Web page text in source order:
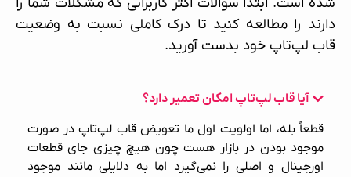
دارند را مطالعه کنید تا درک کاملی نسبت به وضعیت
قاب لپ‌تاپ خود بدست آورید.
آیا قاب لپ‌تاپ امکان تعمیر دارد؟
قطعاً بله، اما اولویت اول ما تعویض قاب لپ‌تاپ در صورت
موجود بودن در بازار هست چون هیچ چیزی جای قطعات
اورجینال و اصلی را نمی‌گیرد اما به دلایلی مانند موجود